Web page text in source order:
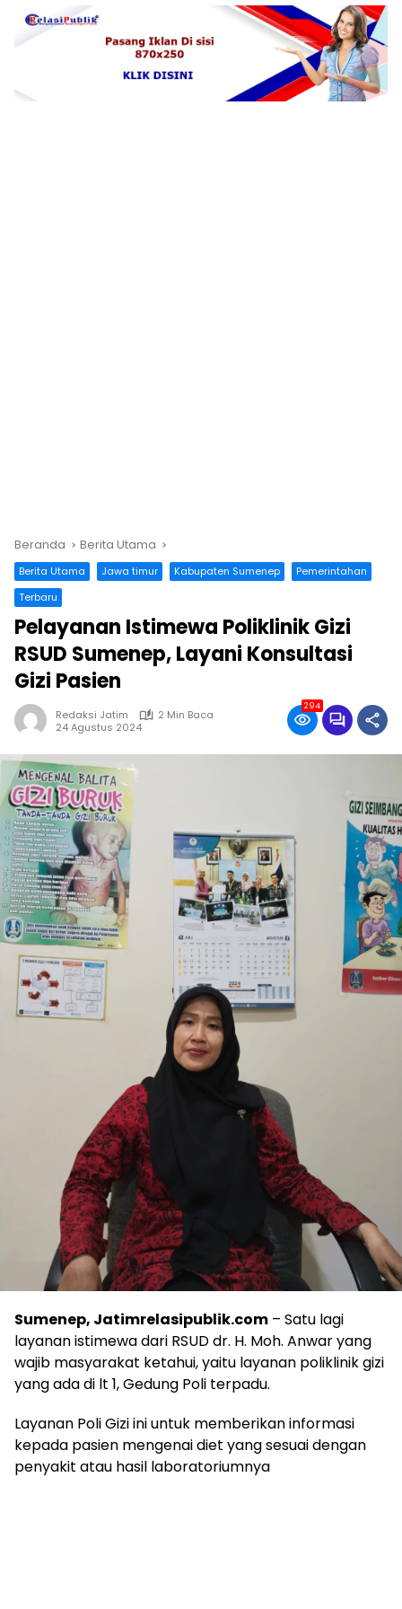
Beranda Berita Utama
Berita Utama Jawa timur Kabupaten Sumenep
Pemerintahan
Terbaru
Pelayanan Istimewa Poliklinik Gizi
RSUD Sumenep, Layani Konsultasi
Gizi Pasien
Redaksi Jatim
2 Min Baca
24 Agustus 2024
294
Sumenep, Jatimrelasipublik.com – Satu lagi
layanan istimewa dari RSUD dr. H. Moh. Anwar yang
wajib masyarakat ketahui, yaitu layanan poliklinik gizi
yang ada di lt 1, Gedung Poli terpadu.
Layanan Poli Gizi ini untuk memberikan informasi
kepada pasien mengenai diet yang sesuai dengan
penyakit atau hasil laboratoriumnya